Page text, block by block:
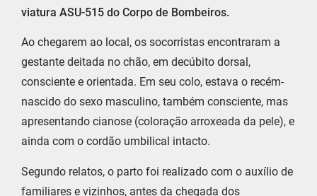
viatura ASU-515 do Corpo de Bombeiros.
Ao chegarem ao local, os socorristas encontraram a
gestante deitada no chão, em decúbito dorsal,
consciente e orientada. Em seu colo, estava o recém-
nascido do sexo masculino, também consciente, mas
apresentando cianose (coloração arroxeada da pele), e
ainda com o cordão umbilical intacto.
Segundo relatos, o parto foi realizado com o auxílio de
familiares e vizinhos, antes da chegada dos